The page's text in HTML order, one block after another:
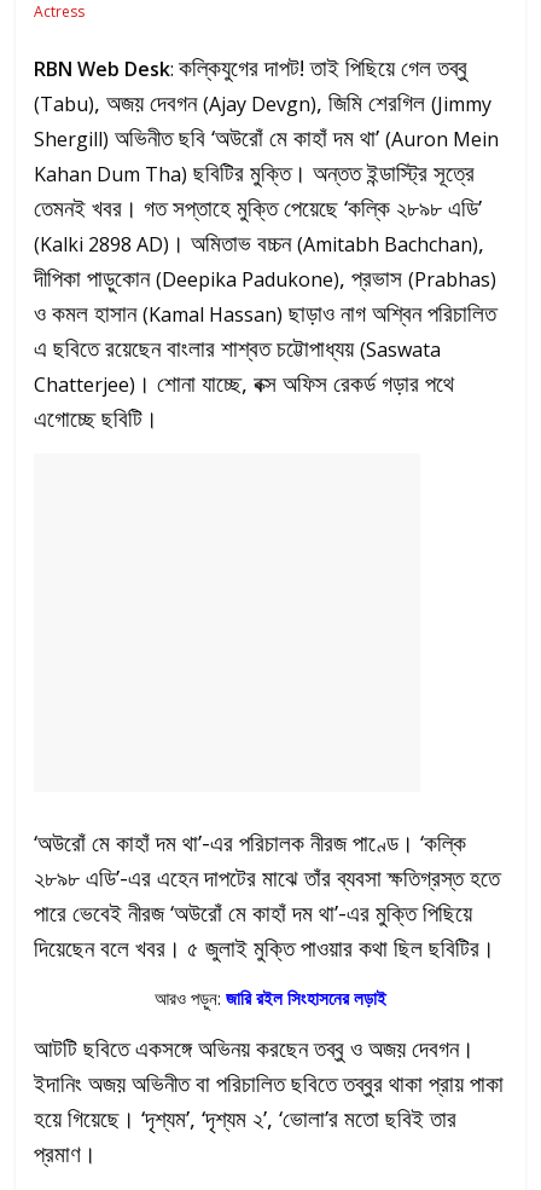
Actress
RBN Web Desk:কল্কিযুগের দাপট! তাই পিছিয়ে গেল তব্বু
(Tabu), অজয় দেবগন(Ajay Devgn), জিমি শেরগিল(Jimmy
Shergill) অভিনীত ছবি ‘অউরোঁ মে কাহাঁ দম থা’(Auron Mein
Kahan Dum Tha) ছবিটিরমুক্তি। অন্তত ইন্ডাস্ট্রি সূত্রে
তেমনই খবর। গত সপ্তাহে মুক্তি পেয়েছে ‘কল্কি ২৮৯৮ এডি’
(Kalki 2898 AD) । অমিতাভ বচ্চন(Amitabh Bachchan),
দীপিকা পাড়ুকোন(Deepika Padukone), প্রভাস(Prabhas)
ও কমল হাসান(Kamal Hassan) ছাড়াও নাগ অশ্বিন পরিচালিত
এ ছবিতে রয়েছেন বাংলার শাশ্বত চট্টোপাধ্যয়(Saswata
Chatterjee) । শোনা যাচ্ছে, বক্স অফিস রেকর্ড গড়ার পথে
এগোচ্ছে ছবিটি।
‘অউরোঁ মে কাহাঁ দম থা’-এর পরিচালক নীরজ পাণ্ডে। ‘কল্কি
২৮৯৮ এডি’-এর এহেন দাপটের মাঝে তাঁর ব্যবসা ক্ষতিগ্রস্ত হতে
পারে ভেবেই নীরজ ‘অউরোঁ মে কাহাঁ দম থা’-এর মুক্তি পিছিয়ে
দিয়েছেন বলে খবর। ৫ জুলাই মুক্তি পাওয়ার কথা ছিল ছবিটির।
আরও পড়ুন: জারি রইল সিংহাসনের লড়াই
আটটি ছবিতে একসঙ্গে অভিনয় করছেন তব্বু ও অজয় দেবগন।
ইদানিং অজয় অভিনীত বা পরিচালিত ছবিতে তব্বুর থাকা প্রায় পাকা
হয়ে গিয়েছে। ‘দৃশ্যম’, ‘দৃশ্যম ২’, ‘ভোলা’র মতো ছবিই তার
প্রমাণ।